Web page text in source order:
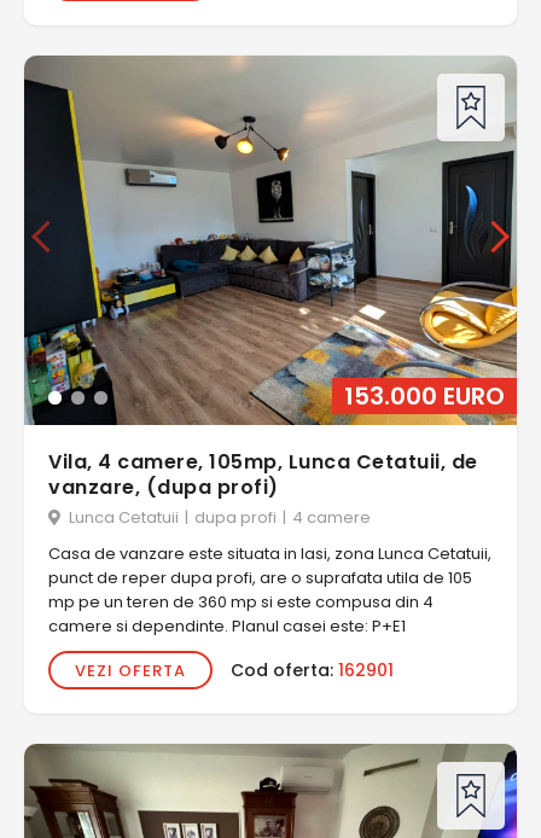
153.000 EURO
Vila, 4 camere, 105mp, Lunca Cetatuii, de
vanzare, (dupa profi)
Lunca Cetatuii | dupa profi | 4 camere
Casa de vanzare este situata in Iasi, zona Lunca Cetatuii,
punct de reper dupa profi, are o suprafata utila de 105
mp pe un teren de 360 mp si este compusa din 4
camere si dependinte. Planul casei este: P+E1
VEZI OFERTA
Cod oferta: 162901